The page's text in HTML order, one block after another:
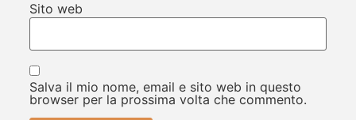
Sito web
Salva il mio nome, email e sito web in questo
browser per la prossima volta che commento.